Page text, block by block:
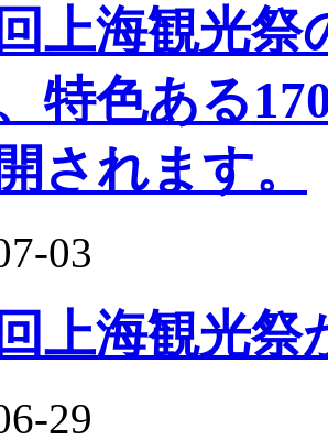
上海観光
特色ある
されます。
03
上海観光祭
29